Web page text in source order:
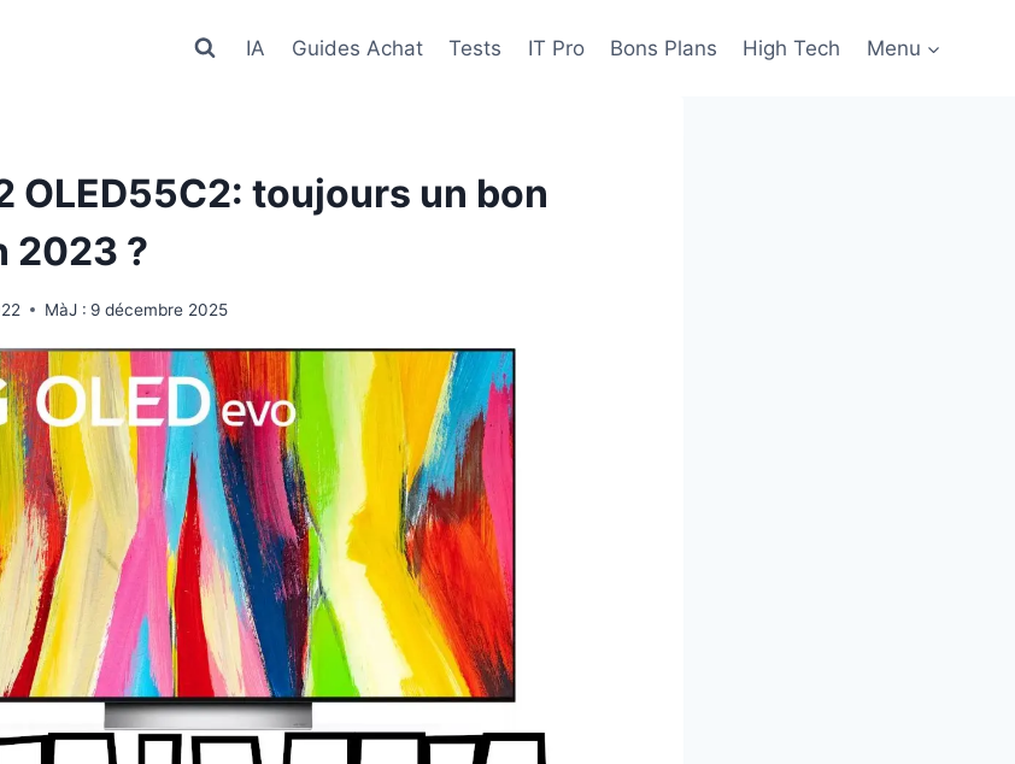
IA Guides Achat Tests IT Pro Bons Plans High Tech Menu
OLED55C2: toujours un bon
2023 ?
MàJ : 9 décembre 2025